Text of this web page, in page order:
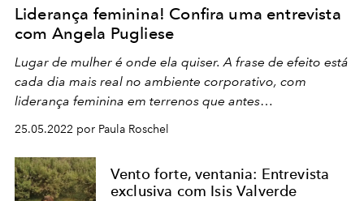
Liderança feminina! Confira uma entrevista
com Angela Pugliese
Lugar de mulher é onde ela quiser. A frase de efeito está
cada dia mais real no ambiente corporativo, com
liderança feminina em terrenos que antes
eram predominantemente masculinos
25.05.2022 por Paula Roschel
Vento forte, ventania: Entrevista
exclusiva com Isis Valverde